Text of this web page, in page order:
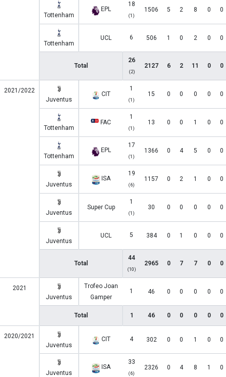
Tottenham
EPL
18
(1)
1506 5 2 8 0 0
Tottenham
UCL 6 506 1 0 2 0 0
Total
26
(2)
2127 6 2 11 0 0
2021/2022
Juventus
CIT
1
(1)
15 0 0 0 0 0
Tottenham
FAC
1
(1)
13 0 0 1 0 0
Tottenham
EPL
17
(1)
1366 0 4 5 0 0
Juventus
ISA
19
(6)
1157 0 2 1 0 0
Juventus
Super Cup
1
(1)
30 0 0 0 0 0
Juventus
UCL 5 384 0 1 0 0 0
Total
44
(10)
2965 0 7 7 0 0
2021
Juventus
Trofeo Joan
Gamper
1 46 0 0 0 0 0
Total 1 46 0 0 0 0 0
2020/2021
Juventus
CIT 4 302 0 0 1 0 0
Juventus
ISA
33
(6)
2326 0 4 8 1 0